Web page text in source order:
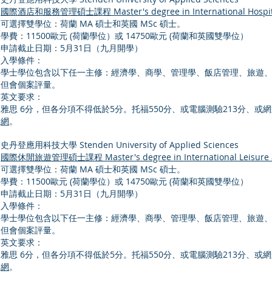
國際酒店和服務管理碩士課程 Master's degree in International
可選擇雙學位：荷蘭 MA 碩士和英國 MSc 碩士。
學費：11500歐元 (荷蘭學位）或 14750歐元 (荷蘭和英國雙學位）
申請截止日期：5月31日（九月開學）
入學條件：
學士學位包含以下任一主修：經濟學、商學、管理學、飯店管理、旅
但會個案評量。
英文要求：
雅思 6分，但各分項不得低於5分。托福550分、或電腦測驗213分、或
網。
史丹登應用科技大學 Stenden University of Applied Sciences
國際休閒旅遊管理碩士課程 Master's degree in International
可選擇雙學位：荷蘭 MA 碩士和英國 MSc 碩士。
學費：11500歐元 (荷蘭學位）或 14750歐元 (荷蘭和英國雙學位）
申請截止日期：5月31日（九月開學）
入學條件：
學士學位包含以下任一主修：經濟學、商學、管理學、飯店管理、旅
但會個案評量。
英文要求：
雅思 6分，但各分項不得低於5分。托福550分、或電腦測驗213分、或
網。